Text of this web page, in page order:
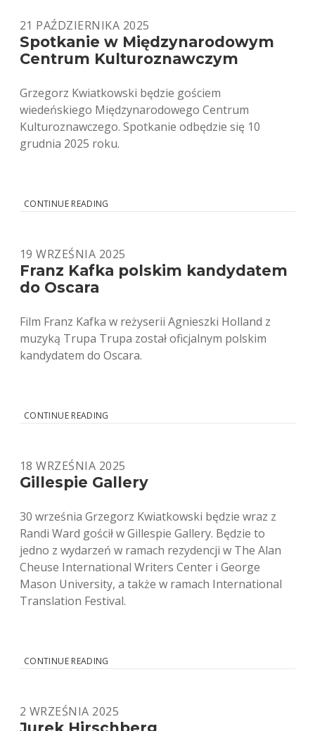
UNIWERSYTECIE
OSKFORDZKIM
21 PAŹDZIERNIKA 2025
Spotkanie w Międzynarodowym
Centrum Kulturoznawczym
Grzegorz Kwiatkowski będzie gościem
wiedeńskiego Międzynarodowego Centrum
Kulturoznawczego. Spotkanie odbędzie się 10
grudnia 2025 roku.
CONTINUE READING
KULTUROZNAWCZYM
19 WRZEŚNIA 2025
Franz Kafka polskim kandydatem
do Oscara
Film Franz Kafka w reżyserii Agnieszki Holland z
muzyką Trupa Trupa został oficjalnym polskim
kandydatem do Oscara.
CONTINUE READING
DO
OSCARA
18 WRZEŚNIA 2025
Gillespie Gallery
30 września Grzegorz Kwiatkowski będzie wraz z
Randi Ward gościł w Gillespie Gallery. Będzie to
jedno z wydarzeń w ramach rezydencji w The Alan
Cheuse International Writers Center i George
Mason University, a także w ramach International
Translation Festival.
CONTINUE READING
2 WRZEŚNIA 2025